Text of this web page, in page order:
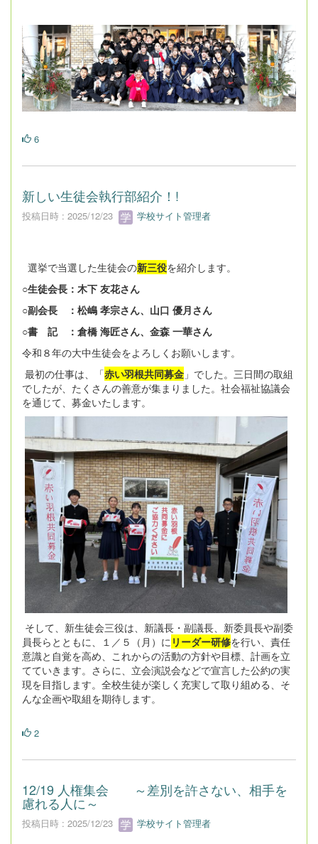
6
新しい生徒会執行部紹介！!
投稿日時 : 2025/12/23 学校サイト管理者
選挙で当選した生徒会の新三役を紹介します。
○生徒会長：木下 友花さん
○副会長 ：松嶋 孝宗さん、山口 優月さん
○書 記 ：倉橋 海匠さん、金森 一華さん
令和８年の大中生徒会をよろしくお願いします。
最初の仕事は、「赤い羽根共同募金 」でした。三日間の取組
でしたが、たくさんの善意が集まりました。社会福祉協議会
を通じて、募金いたします。
そして、新生徒会三役は、新議長・副議長、新委員長や副委
員長らとともに、１／５（月）に リーダー研修を行い、責任
意識と自覚を高め、これからの活動の方針や目標、計画を立
てていきます。さらに、立会演説会などで宣言した公約の実
現を目指します。全校生徒が楽しく充実して取り組める、そ
んな企画や取組を期待します。
2
12/19 人権集会 ～差別を許さない、相手を
慮れる人に～
投稿日時 : 2025/12/23 学校サイト管理者